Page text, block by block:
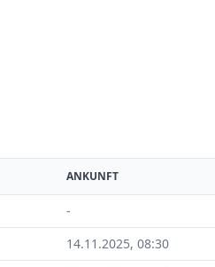
ANKUNFT
-
14.11.2025, 08:30